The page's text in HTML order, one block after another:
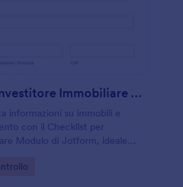
Checklist Per Investitore Immobiliare Form
informazioni su immobili e
con il Checklist per
Modulo di Jotform, ideale
dati online.